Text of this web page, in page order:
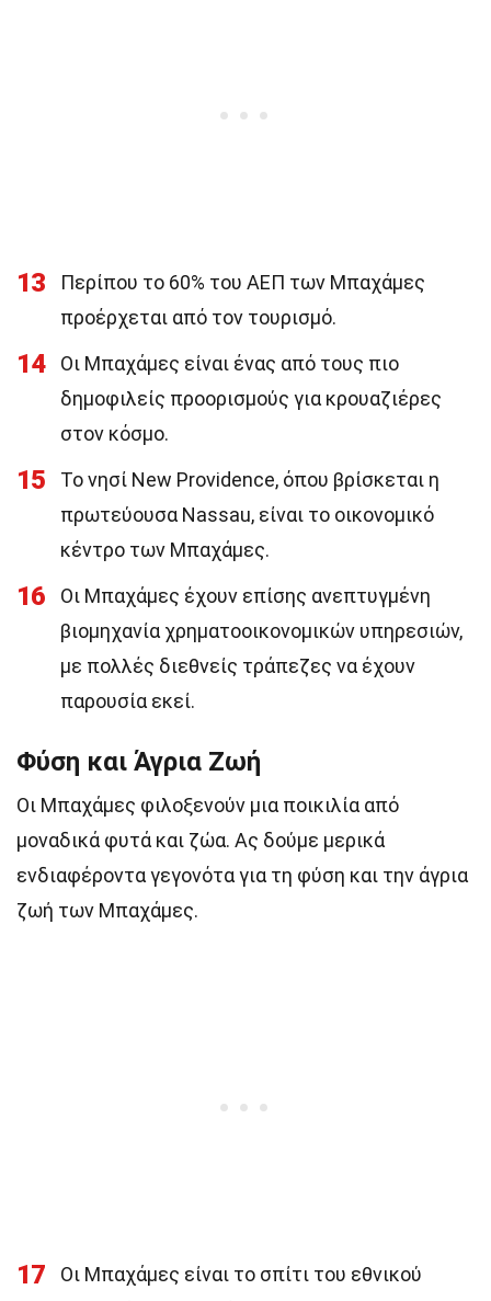
13
Περίπου το 60% του ΑΕΠ των Μπαχάμες
προέρχεται από τον τουρισμό.
14
Οι Μπαχάμες είναι ένας από τους πιο
δημοφιλείς προορισμούς για κρουαζιέρες
στον κόσμο.
15
Το νησί New Providence, όπου βρίσκεται η
πρωτεύουσα Nassau, είναι το οικονομικό
κέντρο των Μπαχάμες.
16
Οι Μπαχάμες έχουν επίσης ανεπτυγμένη
βιομηχανία χρηματοοικονομικών υπηρεσιών,
με πολλές διεθνείς τράπεζες να έχουν
παρουσία εκεί.
Φύση και Άγρια Ζωή
Οι Μπαχάμες φιλοξενούν μια ποικιλία από
μοναδικά φυτά και ζώα. Ας δούμε μερικά
ενδιαφέροντα γεγονότα για τη φύση και την άγρια
ζωή των Μπαχάμες.
17
Οι Μπαχάμες είναι το σπίτι του εθνικού